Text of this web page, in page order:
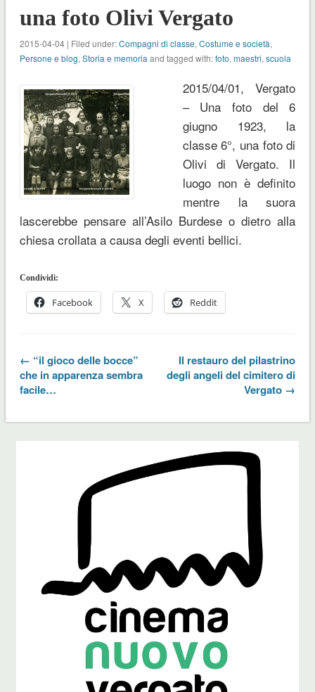
una foto Olivi Vergato
2015-04-04 | Filed under:Compagni di classe, Costume e società,
Persone e blog, Storia e memoria and tagged with:foto, maestri, scuola
2015/04/01, Vergato
– Una foto del 6
giugno 1923, la
classe 6°, una foto di
Olivi di Vergato. Il
luogo non è definito
mentre la suora
lascerebbe pensare all’Asilo Burdese o dietro alla
chiesa crollata a causa degli eventi bellici.
Condividi:
Facebook X Reddit
← “il gioco delle bocce”
che in apparenza sembra
facile…
Il restauro del pilastrino
degli angeli del cimitero di
Vergato →